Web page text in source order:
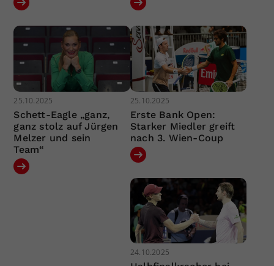
25.10.2025
Schett-Eagle „ganz,
ganz stolz auf Jürgen
Melzer und sein
Team“
25.10.2025
Erste Bank Open:
Starker Miedler greift
nach 3. Wien-Coup
24.10.2025